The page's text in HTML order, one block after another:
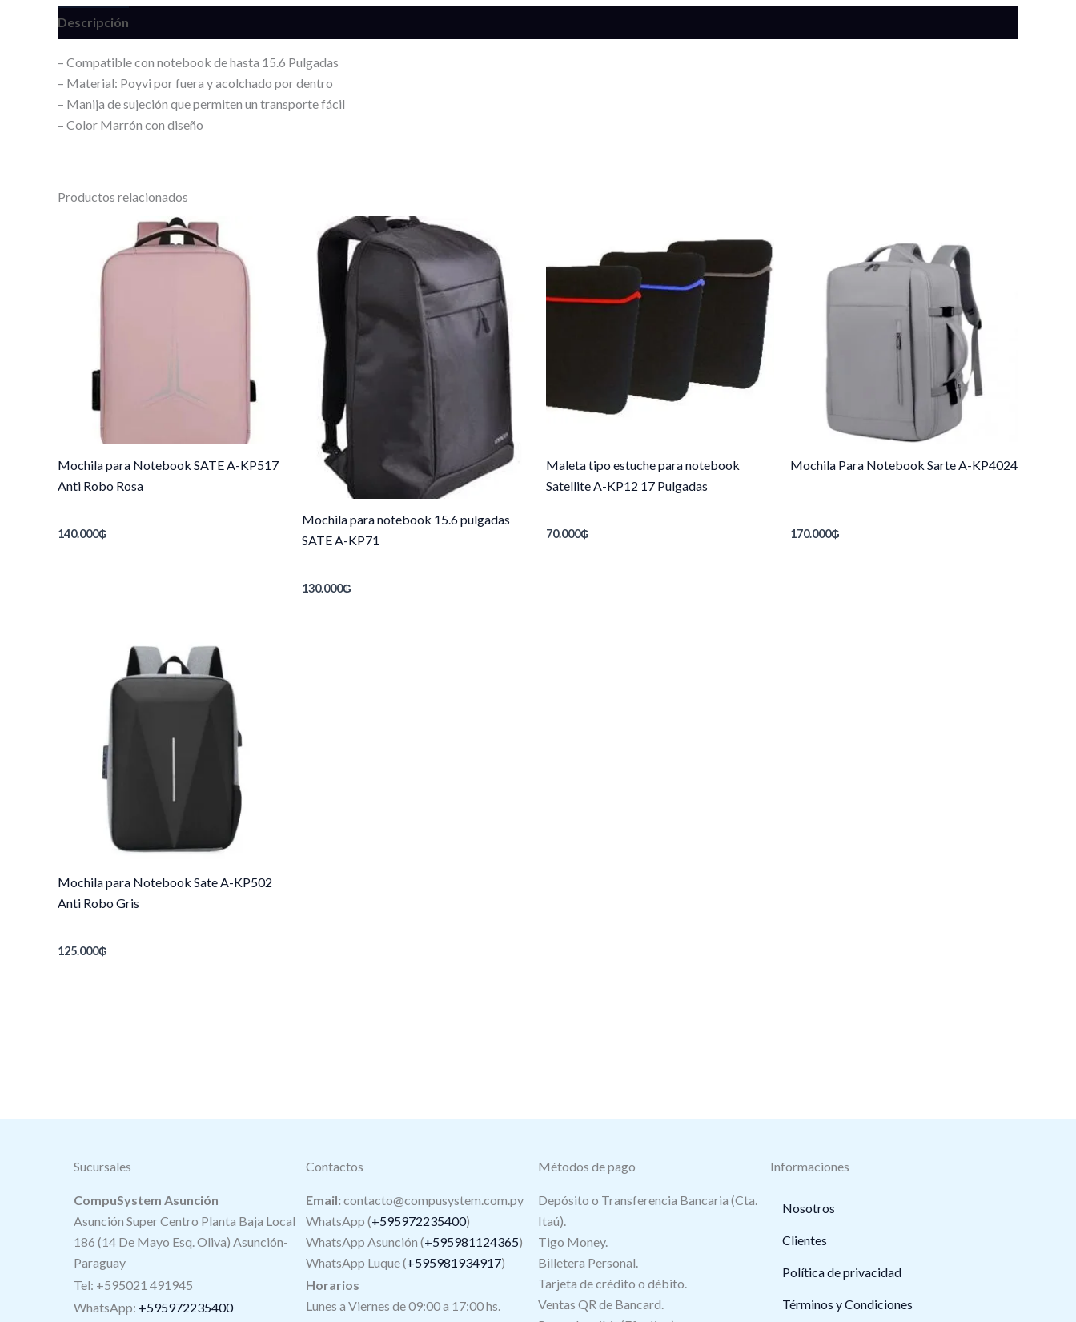
Descripción
– Compatible con notebook de hasta 15.6 Pulgadas
– Material: Poyvi por fuera y acolchado por dentro
– Manija de sujeción que permiten un transporte fácil
– Color Marrón con diseño
Productos relacionados
Mochila para Notebook SATE A-KP517
Anti Robo Rosa
140.000₲
Mochila para notebook 15.6 pulgadas
SATE A-KP71
130.000₲
Maleta tipo estuche para notebook
Satellite A-KP12 17 Pulgadas
70.000₲
Mochila Para Notebook Sarte A-KP4024
170.000₲
Mochila para Notebook Sate A-KP502
Anti Robo Gris
125.000₲
Sucursales Contactos Métodos de pago Informaciones
CompuSystem Asunción
Asunción Super Centro Planta Baja Local
186 (14 De Mayo Esq. Oliva) Asunción-
Paraguay
Tel: +595021 491945
WhatsApp: +595972235400
Email: contacto@compusystem.com.py
WhatsApp (+595972235400)
WhatsApp Asunción (+595981124365)
WhatsApp Luque (+595981934917)
Horarios
Lunes a Viernes de 09:00 a 17:00 hs.
Depósito o Transferencia Bancaria (Cta.
Itaú).
Tigo Money.
Billetera Personal.
Tarjeta de crédito o débito.
Ventas QR de Bancard.
Nosotros
Clientes
Política de privacidad
Términos y Condiciones